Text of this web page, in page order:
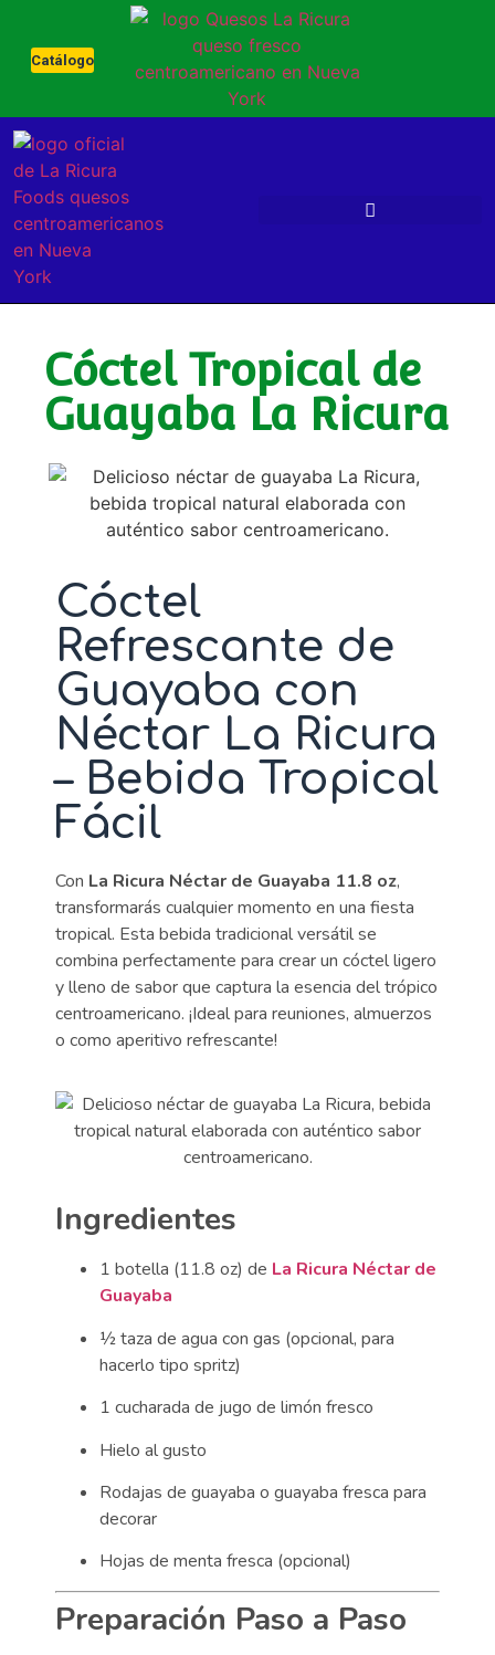
Catálogo
Cóctel Tropical de
Guayaba La Ricura
Cóctel
Refrescante de
Guayaba con
Néctar La Ricura
– Bebida Tropical
Fácil
Con La Ricura Néctar de Guayaba 11.8 oz,
transformarás cualquier momento en una fiesta
tropical. Esta bebida tradicional versátil se
combina perfectamente para crear un cóctel ligero
y lleno de sabor que captura la esencia del trópico
centroamericano. ¡Ideal para reuniones, almuerzos
o como aperitivo refrescante!
Ingredientes
1 botella (11.8 oz) de La Ricura Néctar de
Guayaba
½ taza de agua con gas (opcional, para
hacerlo tipo spritz)
1 cucharada de jugo de limón fresco
Hielo al gusto
Rodajas de guayaba o guayaba fresca para
decorar
Hojas de menta fresca (opcional)
Preparación Paso a Paso